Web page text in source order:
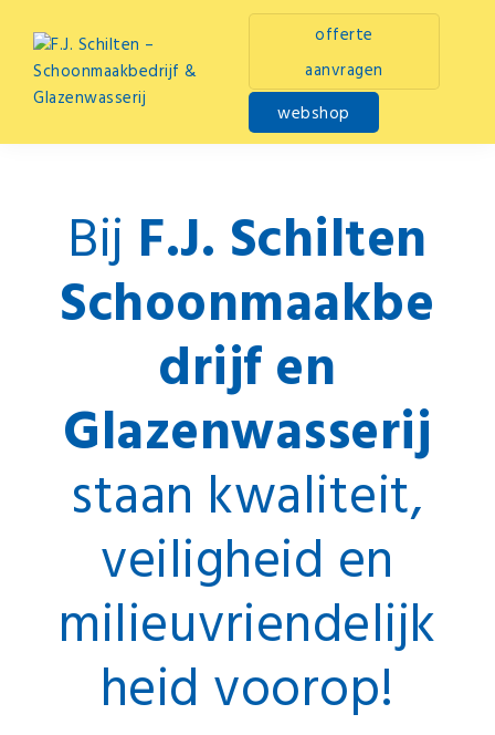
to
primary
navigation
to
main
content
to
footer
F.J.
Glazenwasserij
offerte
aanvragen
webshop
Bij F.J. Schilten
Schoonmaakbe
drijf en
Glazenwasserij
staan kwaliteit,
veiligheid en
milieuvriendelijk
heid voorop!